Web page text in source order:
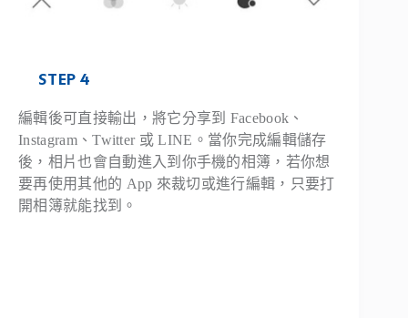
STEP 4
編輯後可直接輸出，將它分享到 Facebook、
Instagram、Twitter 或 LINE。當你完成編輯儲存
後，相片也會自動進入到你手機的相簿，若你想
要再使用其他的 App 來裁切或進行編輯，只要打
開相簿就能找到。